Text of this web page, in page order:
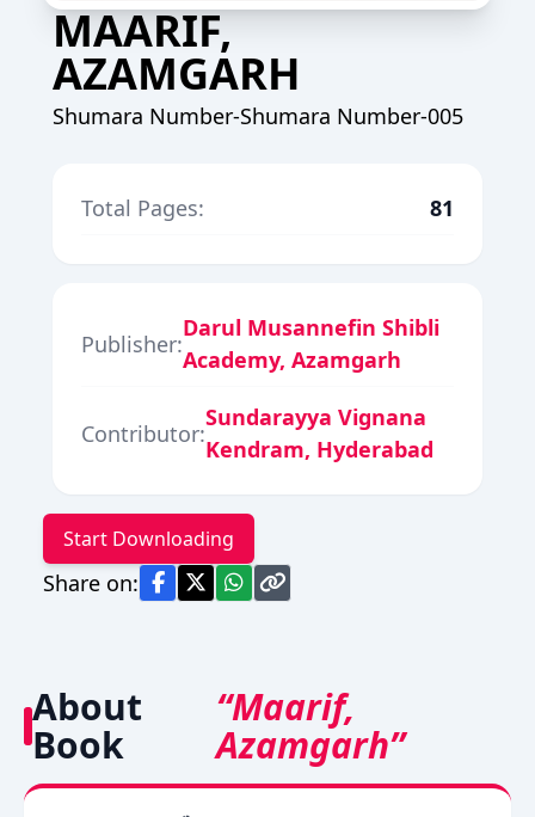
MAARIF,
AZAMGARH
Shumara Number-Shumara Number-005
Total Pages: 81
Publisher:
Darul Musannefin Shibli
Academy, Azamgarh
Contributor:
Sundarayya Vignana
Kendram, Hyderabad
Start Downloading
Share on:
About
Book
“Maarif,
Azamgarh”